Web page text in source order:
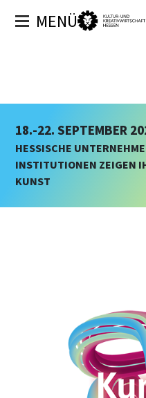
MENÜ
18.-22. SEPTEMBER
HESSISCHE
INSTITUTIONEN ZEIGEN
KUNST